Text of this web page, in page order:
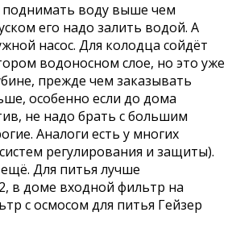
поднимать воду выше чем
его надо залить водой. А
насос. Для колодца сойдёт
водоносном слое, но это уже
прежде чем заказывать
особенно если до дома
не надо брать с большим
Аналоги есть у многих
регулирования и защиты).
Для питья лучше
в доме входной фильтр на
с осмосом для питья Гейзер